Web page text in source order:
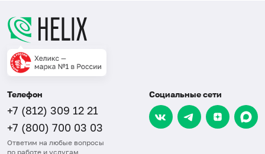
Телефон
+7 (812) 309 12 21
+7 (800) 700 03 03
Ответим на любые вопросы
по работе и услугам
Социальные сети